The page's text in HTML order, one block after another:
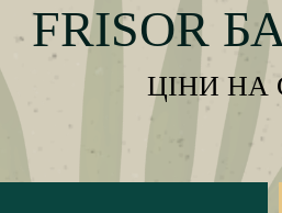
FRISOR
ЦІНИ НА